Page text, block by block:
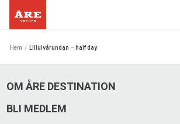
Hem / Lillulvårundan – half day
OM ÅRE DESTINATION
BLI MEDLEM